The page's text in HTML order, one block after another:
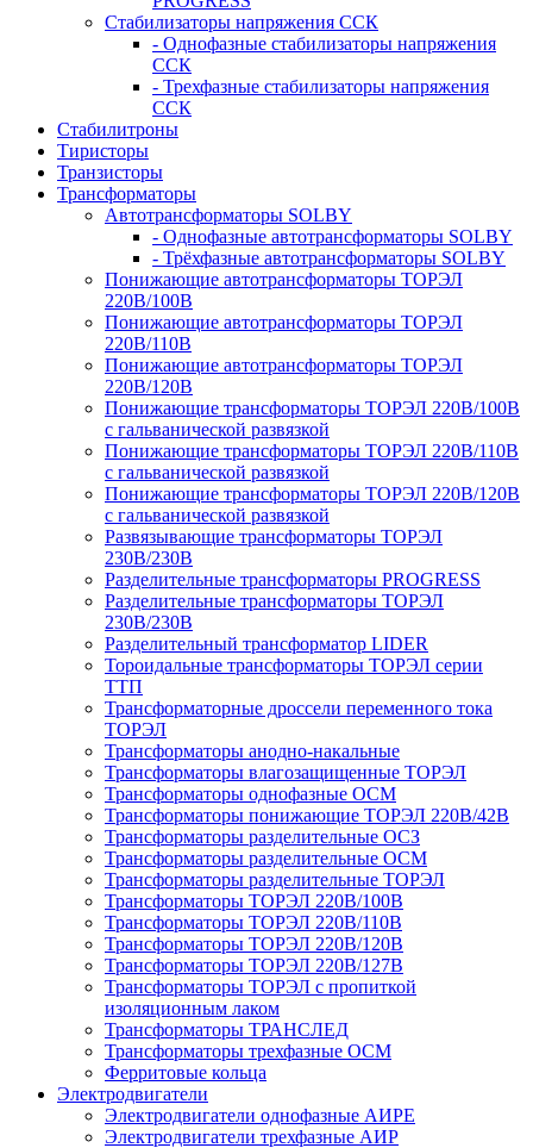
Стабилизаторы напряжения ССК
- Однофазные стабилизаторы напряжения
ССК
- Трехфазные стабилизаторы напряжения
ССК
Стабилитроны
Тиристоры
Транзисторы
Трансформаторы
Автотрансформаторы SOLBY
- Однофазные автотрансформаторы SOLBY
- Трёхфазные автотрансформаторы SOLBY
Понижающие автотрансформаторы ТОРЭЛ
220В/100В
Понижающие автотрансформаторы ТОРЭЛ
220В/110В
Понижающие автотрансформаторы ТОРЭЛ
220В/120В
Понижающие трансформаторы ТОРЭЛ 220В/100В
с гальванической развязкой
Понижающие трансформаторы ТОРЭЛ 220В/110В
с гальванической развязкой
Понижающие трансформаторы ТОРЭЛ 220В/120В
с гальванической развязкой
Развязывающие трансформаторы ТОРЭЛ
230В/230В
Разделительные трансформаторы PROGRESS
Разделительные трансформаторы ТОРЭЛ
230В/230В
Разделительный трансформатор LIDER
Тороидальные трансформаторы ТОРЭЛ серии
ТТП
Трансформаторные дроссели переменного тока
ТОРЭЛ
Трансформаторы анодно-накальные
Трансформаторы влагозащищенные ТОРЭЛ
Трансформаторы однофазные ОСМ
Трансформаторы понижающие ТОРЭЛ 220В/42В
Трансформаторы разделительные ОСЗ
Трансформаторы разделительные ОСМ
Трансформаторы разделительные ТОРЭЛ
Трансформаторы ТОРЭЛ 220В/100В
Трансформаторы ТОРЭЛ 220В/110В
Трансформаторы ТОРЭЛ 220В/120В
Трансформаторы ТОРЭЛ 220В/127В
Трансформаторы ТОРЭЛ с пропиткой
изоляционным лаком
Трансформаторы ТРАНСЛЕД
Трансформаторы трехфазные ОСМ
Ферритовые кольца
Электродвигатели
Электродвигатели однофазные АИРЕ
Электродвигатели трехфазные АИР